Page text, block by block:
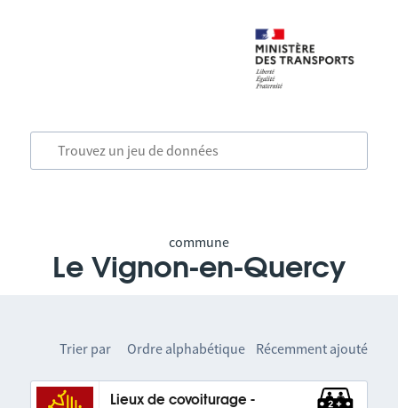
commune
Le Vignon-en-Quercy
Trier par Ordre alphabétique Récemment ajouté
Lieux de covoiturage -